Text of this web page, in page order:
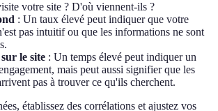
votre site ? D'où viennent-ils ?
: Un taux élevé peut indiquer que votre
pas intuitif ou que les informations ne sont
le site : Un temps élevé peut indiquer un
mais peut aussi signifier que les
pas à trouver ce qu'ils cherchent.
établissez des corrélations et ajustez vos